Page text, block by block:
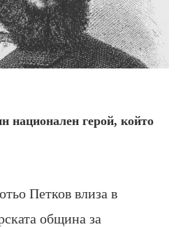
национален герой, който
Петков влиза в
община за